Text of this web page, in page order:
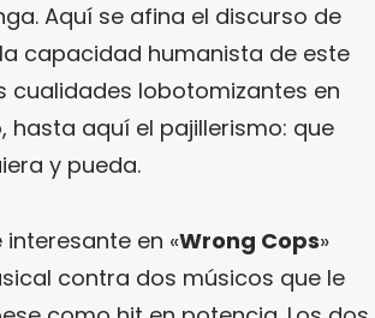
Aquí se afina el discurso de
capacidad humanista de este
cualidades lobotomizantes en
hasta aquí el pajillerismo: que
y pueda.
en «Wrong Cops»
contra dos músicos que le